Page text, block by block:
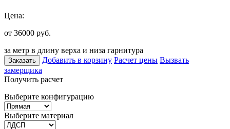
Цена:
от 36000 руб.
за метр в длину верха и низа гарнитура
Заказать Добавить в корзину Расчет цены Вызвать
замерщика
Получить расчет
Выберите конфигурацию
Выберите материал